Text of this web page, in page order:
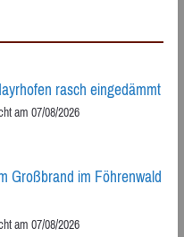
rasch eingedämmt
am 07/08/2026
Großbrand im Föhrenwald
am 07/08/2026